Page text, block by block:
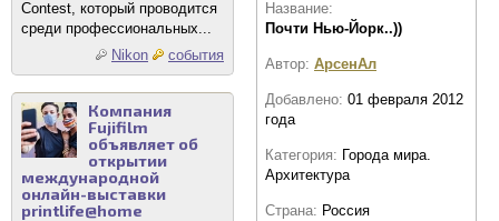
Contest, который проводится
среди профессиональных...
Nikon
события
Компания
Fujifilm
объявляет об
открытии
международной
онлайн-выставки
printlife@home
Название:
Почти Нью-Йорк..))
Автор: АрсенАл
Добавлено: 01 февраля 2012
года
Категория: Города мира.
Архитектура
Страна: Россия